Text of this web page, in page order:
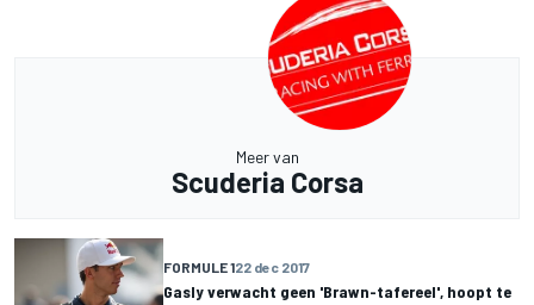
Meer van
Scuderia Corsa
FORMULE 122 dec 2017
Gasly verwacht geen 'Brawn-tafereel', hoopt te